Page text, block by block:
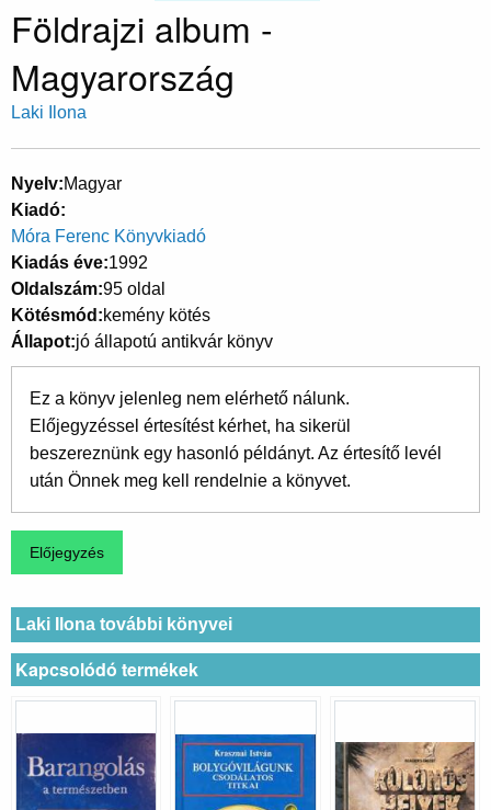
Földrajzi album -
Magyarország
Laki Ilona
Nyelv Magyar
Kiadó
Móra Ferenc Könyvkiadó
Kiadás éve 1992
Oldalszám 95 oldal
Kötésmód kemény kötés
Állapot jó állapotú antikvár könyv
Ez a könyv jelenleg nem elérhető nálunk.
Előjegyzéssel értesítést kérhet, ha sikerül
beszereznünk egy hasonló példányt. Az értesítő levél
után Önnek meg kell rendelnie a könyvet.
Laki Ilona további könyvei
Kapcsolódó termékek